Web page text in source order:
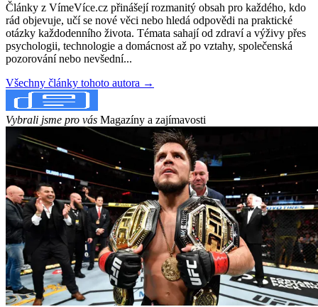
Články z VímeVíce.cz přinášejí rozmanitý obsah pro každého, kdo
rád objevuje, učí se nové věci nebo hledá odpovědi na praktické
otázky každodenního života. Témata sahají od zdraví a výživy přes
psychologii, technologie a domácnost až po vztahy, společenská
pozorování nebo nevšední...
Všechny články tohoto autora →
Vybrali jsme pro vás Magazíny a zajímavosti